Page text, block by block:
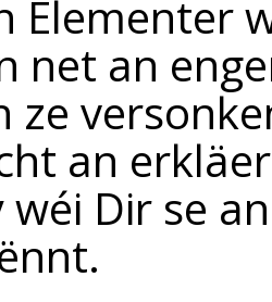
Elementer
net an
ze
an
wéi Dir se